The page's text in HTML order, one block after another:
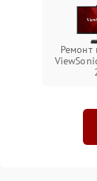
Ремонт